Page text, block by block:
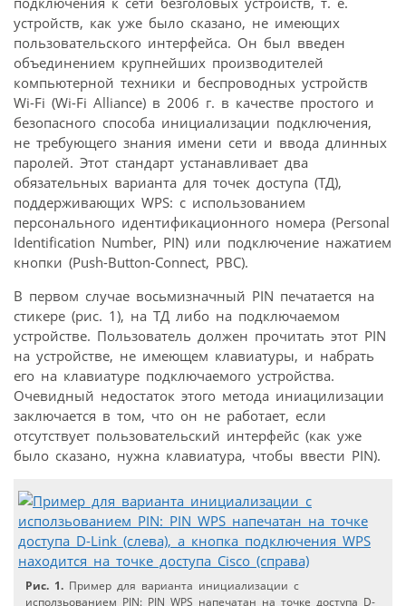
устройств, как уже было сказано, не имеющих
пользовательского интерфейса. Он был введен
объединением крупнейших производителей
компьютерной техники и беспроводных устройств
Wi-Fi (Wi-Fi Alliance) в 2006 г. в качестве простого и
безопасного способа инициализации подключения,
не требующего знания имени сети и ввода длинных
паролей. Этот стандарт устанавливает два
обязательных варианта для точек доступа (ТД),
поддерживающих WPS: с использованием
персонального идентификационного номера (Personal
Identification Number, PIN) или подключение нажатием
кнопки (Push-Button-Connect, PBC).
В первом случае восьмизначный PIN печатается на
стикере (рис. 1), на ТД либо на подключаемом
устройстве. Пользователь должен прочитать этот PIN
на устройстве, не имеющем клавиатуры, и набрать
его на клавиатуре подключаемого устройства.
Очевидный недостаток этого метода иниацилизации
заключается в том, что он не работает, если
отсутствует пользовательский интерфейс (как уже
было сказано, нужна клавиатура, чтобы ввести PIN).
Рис. 1. Пример для варианта инициализации с
исползьованием PIN: PIN WPS напечатан на точке доступа D-